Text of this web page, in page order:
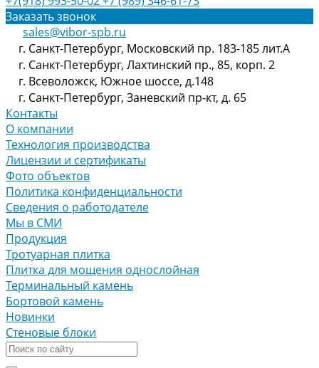
Заказать звонок
sales@vibor-spb.ru
г. Санкт-Петербург, Московский пр. 183-185 лит.А
г. Санкт-Петербург, Лахтинский пр., 85, корп. 2
г. Всеволожск, Южное шоссе, д.148
г. Санкт-Петербург, Заневский пр-кт, д. 65
Контакты
О компании
Технология производства
Лицензии и сертификаты
Фото объектов
Политика конфиденциальности
Сведения о работодателе
Мы в СМИ
Продукция
Тротуарная плитка
Плитка для мощения однослойная
Терминальный камень
Бортовой камень
Новинки
Стеновые блоки